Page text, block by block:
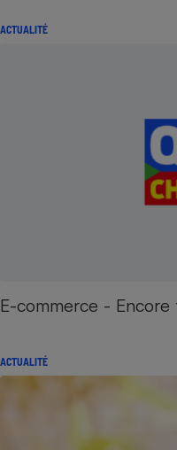
ACTUALITÉ
E-commerce -
ACTUALITÉ